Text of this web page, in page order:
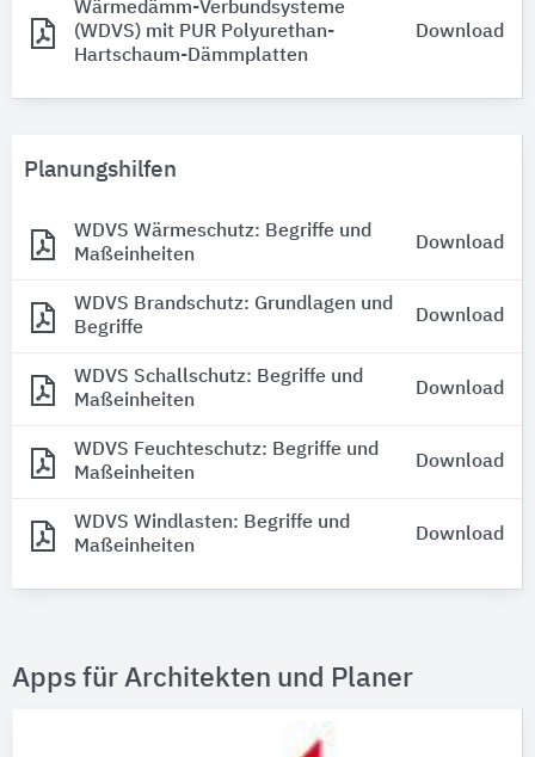
Wärmedämm-Verbundsysteme
(WDVS) mit PUR Polyurethan-
Hartschaum-Dämmplatten
Download
Planungshilfen
WDVS Wärmeschutz: Begriffe und
Maßeinheiten
Download
WDVS Brandschutz: Grundlagen und
Begriffe
Download
WDVS Schallschutz: Begriffe und
Maßeinheiten
Download
WDVS Feuchteschutz: Begriffe und
Maßeinheiten
Download
WDVS Windlasten: Begriffe und
Maßeinheiten
Download
Apps für Architekten und Planer